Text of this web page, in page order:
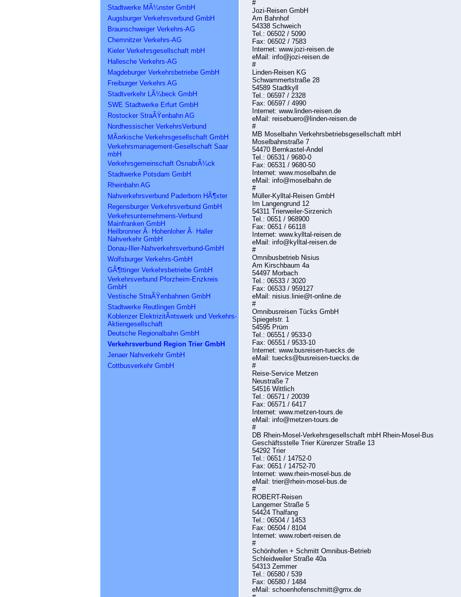
Stadtwerke MÃ¼nster GmbH
Augsburger Verkehrsverbund GmbH
Braunschweiger Verkehrs-AG
Chemnitzer Verkehrs-AG
Kieler Verkehrsgesellschaft mbH
Hallesche Verkehrs-AG
Magdeburger Verkehrsbetriebe GmbH
Freiburger Verkehrs AG
Stadtverkehr LÃ¼beck GmbH
SWE Stadtwerke Erfurt GmbH
Rostocker StraÃŸenbahn AG
Nordhessischer VerkehrsVerbund
MÃ¤rkische Verkehrsgesellschaft GmbH
Verkehrsmanagement-Gesellschaft Saar
mbH
Verkehrsgemeinschaft OsnabrÃ¼ck
Stadtwerke Potsdam GmbH
Rheinbahn AG
Nahverkehrsverbund Paderborn HÃ¶xter
Regensburger Verkehrsverbund GmbH
Verkehrsunternehmens-Verbund
Mainfranken GmbH
Heilbronner Â· Hohenloher Â· Haller
Nahverkehr GmbH
Donau-Iller-Nahverkehrsverbund-GmbH
Wolfsburger Verkehrs-GmbH
GÃ¶ttinger Verkehrsbetriebe GmbH
Verkehrsverbund Pforzheim-Enzkreis
GmbH
Vestische StraÃŸenbahnen GmbH
Stadtwerke Reutlingen GmbH
Koblenzer ElektrizitÃ¤tswerk und Verkehrs-
Aktiengesellschaft
Deutsche Regionalbahn GmbH
Verkehrsverbund Region Trier GmbH
Jenaer Nahverkehr GmbH
Cottbusverkehr GmbH
#
Jozi-Reisen GmbH
Am Bahnhof
54338 Schweich
Tel.: 06502 / 5090
Fax: 06502 / 7583
Internet: www.jozi-reisen.de
eMail: info@jozi-reisen.de
#
Linden-Reisen KG
Schwammertstraße 28
54589 Stadtkyll
Tel.: 06597 / 2328
Fax: 06597 / 4990
Internet: www.linden-reisen.de
eMail: reisebuero@linden-reisen.de
#
MB Moselbahn Verkehrsbetriebsgesellschaft mbH
Moselbahnstraße 7
54470 Bernkastel-Andel
Tel.: 06531 / 9680-0
Fax: 06531 / 9680-50
Internet: www.moselbahn.de
eMail: info@moselbahn.de
#
Müller-Kylltal-Reisen GmbH
Im Langengrund 12
54311 Trierweiler-Sirzenich
Tel.: 0651 / 968900
Fax: 0651 / 66118
Internet: www.kylltal-reisen.de
eMail: info@kylltal-reisen.de
#
Omnibusbetrieb Nisius
Am Kirschbaum 4a
54497 Morbach
Tel.: 06533 / 3020
Fax: 06533 / 959127
eMail: nisius.linie@t-online.de
#
Omnibusreisen Tücks GmbH
Spiegelstr. 1
54595 Prüm
Tel.: 06551 / 9533-0
Fax: 06551 / 9533-10
Internet: www.busreisen-tuecks.de
eMail: tuecks@busreisen-tuecks.de
#
Reise-Service Metzen
Neustraße 7
54516 Wittlich
Tel.: 06571 / 20039
Fax: 06571 / 6417
Internet: www.metzen-tours.de
eMail: info@metzen-tours.de
#
DB Rhein-Mosel-Verkehrsgesellschaft mbH Rhein-Mosel-Bus
Geschäftsstelle Trier Kürenzer Straße 13
54292 Trier
Tel.: 0651 / 14752-0
Fax: 0651 / 14752-70
Internet: www.rhein-mosel-bus.de
eMail: trier@rhein-mosel-bus.de
#
ROBERT-Reisen
Langemer Straße 5
54424 Thalfang
Tel.: 06504 / 1453
Fax: 06504 / 8104
Internet: www.robert-reisen.de
#
Schönhofen + Schmitt Omnibus-Betrieb
Schleidweiler Straße 40a
54313 Zemmer
Tel.: 06580 / 539
Fax: 06580 / 1484
eMail: schoenhofenschmitt@gmx.de